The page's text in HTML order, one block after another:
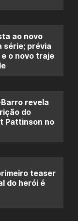
ao novo
série; prévia
o novo traje
revela
do
Pattinson no
teaser
do herói é